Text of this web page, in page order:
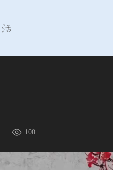
100